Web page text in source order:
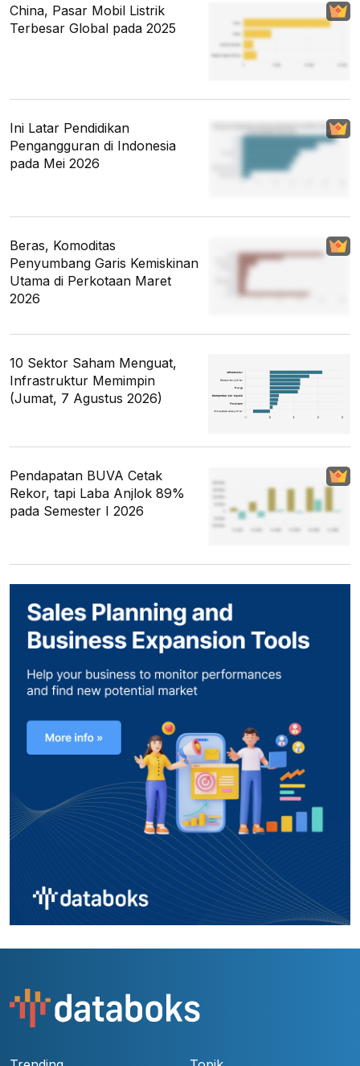
China, Pasar Mobil Listrik
Terbesar Global pada 2025
Ini Latar Pendidikan
Pengangguran di Indonesia
pada Mei 2026
Beras, Komoditas
Penyumbang Garis Kemiskinan
Utama di Perkotaan Maret
2026
10 Sektor Saham Menguat,
Infrastruktur Memimpin
(Jumat, 7 Agustus 2026)
Pendapatan BUVA Cetak
Rekor, tapi Laba Anjlok 89%
pada Semester I 2026